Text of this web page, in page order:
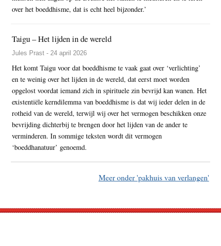
over het boeddhisme, dat is echt heel bijzonder.’
Taigu – Het lijden in de wereld
Jules Prast - 24 april 2026
Het komt Taigu voor dat boeddhisme te vaak gaat over ‘verlichting’
en te weinig over het lijden in de wereld, dat eerst moet worden
opgelost voordat iemand zich in spirituele zin bevrijd kan wanen. Het
existentiële kerndilemma van boeddhisme is dat wij ieder delen in de
rotheid van de wereld, terwijl wij over het vermogen beschikken onze
bevrijding dichterbij te brengen door het lijden van de ander te
verminderen. In sommige teksten wordt dit vermogen
‘boeddhanatuur’ genoemd.
Meer onder 'pakhuis van verlangen'